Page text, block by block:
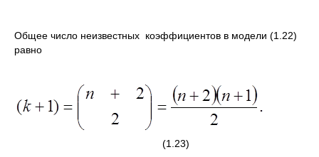
Общее число неизвестных коэффициентов в модели (1.22)
равно
(1.23)